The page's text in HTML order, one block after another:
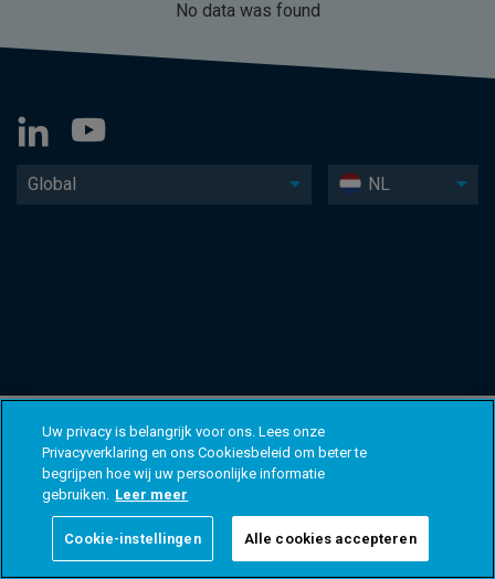
No data was found
Global NL
Uw privacy is belangrijk voor ons. Lees onze
Privacyverklaring en ons Cookiesbeleid om beter te
begrijpen hoe wij uw persoonlijke informatie
gebruiken. Leer meer
Cookie-instellingen Alle cookies accepteren